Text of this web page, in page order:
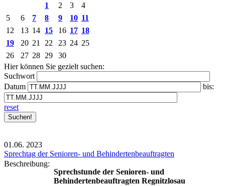
1
2 3
4
5
6 7 8 9 10 11
12
13 14 15 16 17 18
19
20 21 22 23 24 25
26
27 28 29
30
Hier können Sie gezielt suchen:
Suchwort
Datum
bis:
reset
01.06. 2023
Sprechtag der Senioren- und Behindertenbeauftragten
Beschreibung:
Sprechstunde der Senioren- und
Behindertenbeauftragten Regnitzlosau